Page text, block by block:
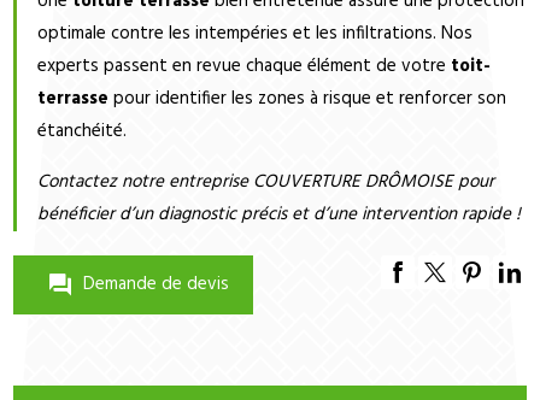
optimale contre les intempéries et les infiltrations. Nos
experts passent en revue chaque élément de votre toit-
terrasse pour identifier les zones à risque et renforcer son
étanchéité.
Contactez notre entreprise COUVERTURE DRÔMOISE pour
bénéficier d’un diagnostic précis et d’une intervention rapide !
Demande de devis